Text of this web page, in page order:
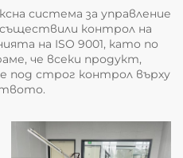
система за управление
контрол на
на ISO 9001, като по
че всеки продукт,
под строг контрол върху